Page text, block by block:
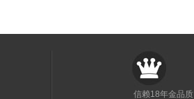
信赖18年金品质